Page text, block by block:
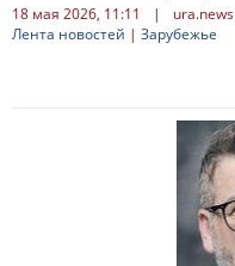
18 мая 2026, 11:11 |
ura.news
Лента новостей | Зарубежье